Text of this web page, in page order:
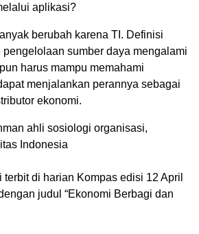
aplikasi?
berubah karena TI. Definisi
sumber daya mengalami
harus mampu memahami
menjalankan perannya sebagai
ekonomi.
ahli sosiologi organisasi,
Indonesia
di harian Kompas edisi 12 April
judul “Ekonomi Berbagi dan